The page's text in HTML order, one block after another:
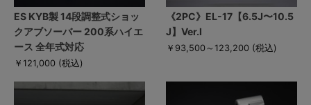
ES KYB製 14段調整式ショッ
クアブソーバー 200系ハイエ
ース 全年式対応
￥121,000 (税込)
《2PC》EL-17【6.5J〜10.5
J】Ver.I
￥93,500～123,200 (税込)